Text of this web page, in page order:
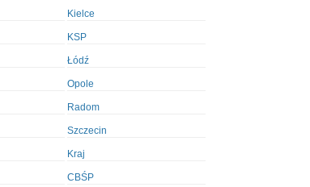
Kielce
KSP
Łódź
Opole
Radom
Szczecin
Kraj
CBŚP